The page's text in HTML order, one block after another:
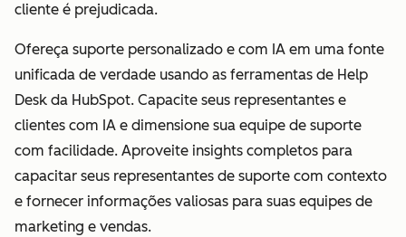
cliente é prejudicada.
Ofereça suporte personalizado e com IA em uma fonte
unificada de verdade usando as ferramentas de Help
Desk da HubSpot. Capacite seus representantes e
clientes com IA e dimensione sua equipe de suporte
com facilidade. Aproveite insights completos para
capacitar seus representantes de suporte com contexto
e fornecer informações valiosas para suas equipes de
marketing e vendas.